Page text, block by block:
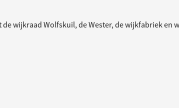
de wijkraad Wolfskuil, de Wester, de wijkfabriek en